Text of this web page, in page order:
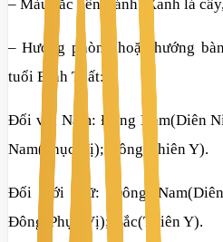
– Màu sắc nên tránh: Xanh lá
– Hướng phòng hoặc hướng
tuổi Bính Tuất:
Đối với Nam: Đông Nam(Diên
Nam(Phục Vị); Đông(Thiên Y).
Đối với Nữ: Đông
Đông(Phục Vị); Bắc(Thiên Y).